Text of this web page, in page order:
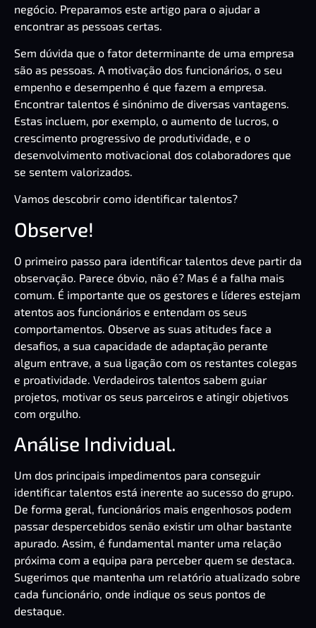
negócio. Preparamos este artigo para o ajudar a
encontrar as pessoas certas.
Sem dúvida que o fator determinante de uma empresa
são as pessoas. A motivação dos funcionários, o seu
empenho e desempenho é que fazem a empresa.
Encontrar talentos é sinónimo de diversas vantagens.
Estas incluem, por exemplo, o aumento de lucros, o
crescimento progressivo de produtividade, e o
desenvolvimento motivacional dos colaboradores que
se sentem valorizados.
Vamos descobrir como identificar talentos?
Observe!
O primeiro passo para identificar talentos deve partir da
observação. Parece óbvio, não é? Mas é a falha mais
comum. É importante que os gestores e líderes estejam
atentos aos funcionários e entendam os seus
comportamentos. Observe as suas atitudes face a
desafios, a sua capacidade de adaptação perante
algum entrave, a sua ligação com os restantes colegas
e proatividade. Verdadeiros talentos sabem guiar
projetos, motivar os seus parceiros e atingir objetivos
com orgulho.
Análise Individual.
Um dos principais impedimentos para conseguir
identificar talentos está inerente ao sucesso do grupo.
De forma geral, funcionários mais engenhosos podem
passar despercebidos senão existir um olhar bastante
apurado. Assim, é fundamental manter uma relação
próxima com a equipa para perceber quem se destaca.
Sugerimos que mantenha um relatório atualizado sobre
cada funcionário, onde indique os seus pontos de
destaque.